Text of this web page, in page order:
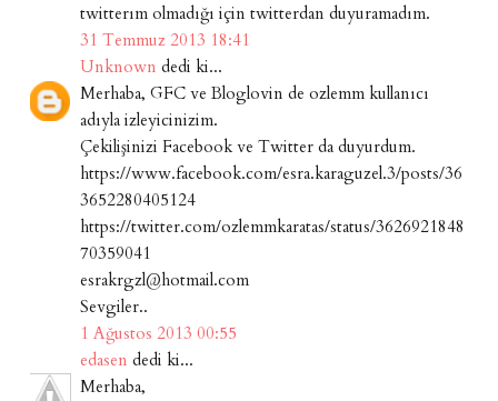
twitterım olmadığı için twitterdan duyuramadım.
31 Temmuz 2013 18:41
Unknown dedi ki...
Merhaba, GFC ve Bloglovin de ozlemm kullanıcı
adıyla izleyicinizim.
Çekilişinizi Facebook ve Twitter da duyurdum.
https://www.facebook.com/esra.karaguzel.3/posts/36
3652280405124
https://twitter.com/ozlemmkaratas/status/3626921848
70359041
esrakrgzl@hotmail.com
Sevgiler..
1 Ağustos 2013 00:55
edasen dedi ki...
Merhaba,